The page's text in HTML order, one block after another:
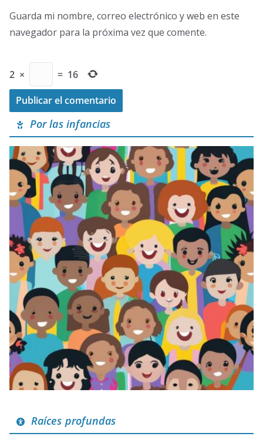
Guarda mi nombre, correo electrónico y web en este
navegador para la próxima vez que comente.
2 × = 16
Por las infancias
Raíces profundas